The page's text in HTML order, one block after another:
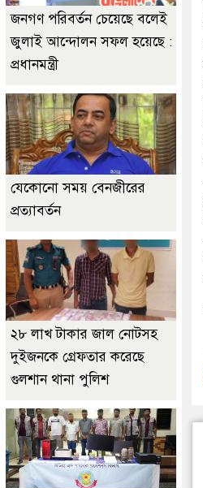
জনগণ পরিবর্তন চেয়েছে বলেই
জুলাই আন্দোলন সফল হয়েছে :
প্রধানমন্ত্রী
যেকোনো সময় বেনজীরের
প্রত্যাবর্তন
২৮ লাখ টাকার জাল নোটসহ
দুইজনকে গ্রেফতার করেছে
গুলশান থানা পুলিশ